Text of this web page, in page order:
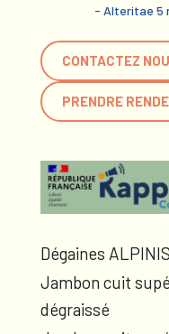
- Alteritae 5
CONTACTEZ
PRENDRE
Dégaines
Jambon cuit
dégraissé